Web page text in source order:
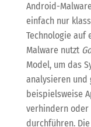
Android-
einfach nur
Technologie auf
Malware nutzt
Model, um das
analysieren und
beispielsweise
verhindern oder
durchführen.